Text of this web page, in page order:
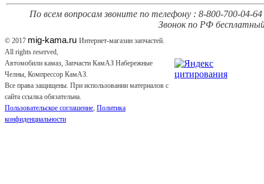
По всем вопросам звоните по телефону : 8-800-700-04-64
Звонок по РФ
© 2017 mig-kama.ru Интернет-магазин запчастей.
All rights reserved,
Автомобили камаз, Запчасти КамАЗ Набережные
Челны, Компрессор КамАЗ.
Все права защищены. При использовании материалов с
сайта ссылка обязательна.
Пользовательское соглашение, Политика
конфиденциальности